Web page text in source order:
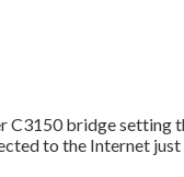
C3150 bridge setting
to the Internet